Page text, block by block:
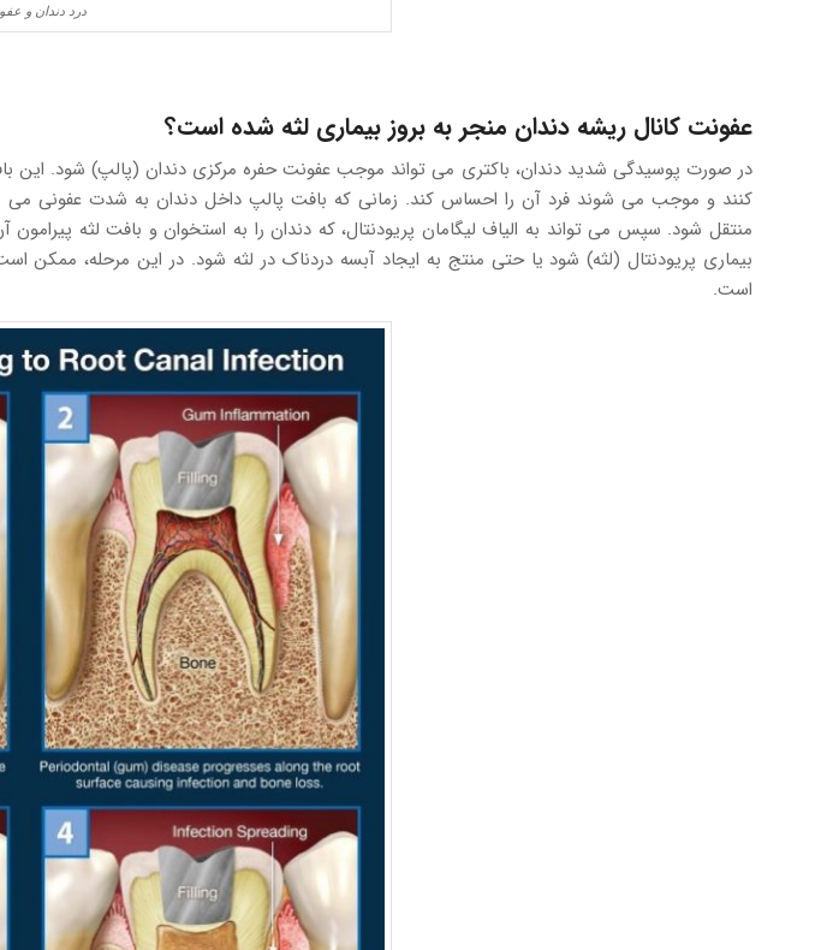
درد دندان و
عفونت کانال ریشه دندان منجر به بروز بیماری لثه شده است؟
در صورت پوسیدگی شدید دندان، باکتری می تواند موجب عفونت حفره مرکزی دندان (پالپ) شود. این
کنند و موجب می شوند فرد آن را احساس کند. زمانی که بافت پالپ داخل دندان به شدت عفونی می
منتقل شود. سپس می تواند به الیاف لیگامان پریودنتال، که دندان را به استخوان و بافت لثه
بیماری پریودنتال (لثه) شود یا حتی منتج به ایجاد آبسه دردناک در لثه شود. در این مرحله،
است.